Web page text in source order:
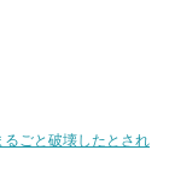
ごと破壊したとされ